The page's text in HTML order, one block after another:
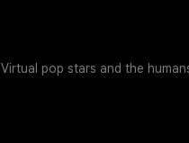
Virtual pop stars and the